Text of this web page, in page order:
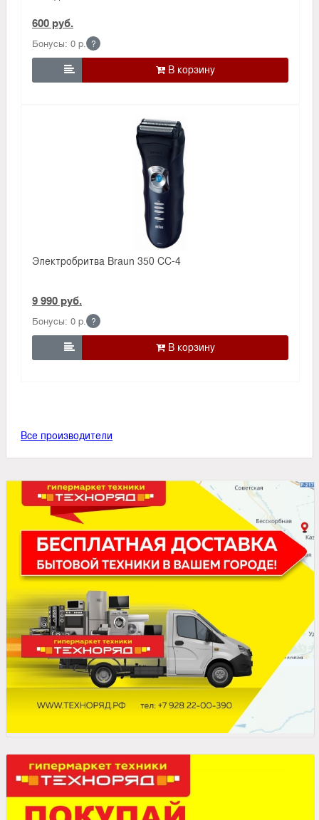
600 руб.
Бонусы: 0 р. ?

Электробритва Braun 350 CC-4
9 990 руб.
Бонусы: 0 р. ?

Все производители